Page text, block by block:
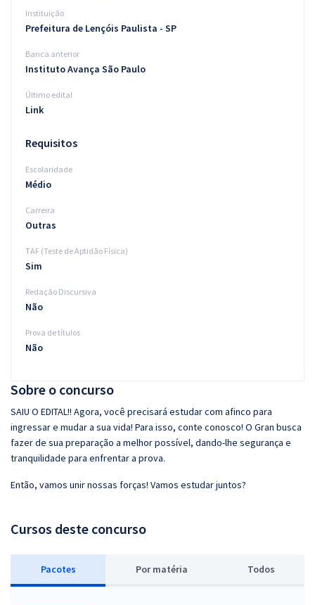
Blog
Sobre o concurso
SAIU O EDITAL!! Agora, você precisará estudar com afinco para
ingressar e mudar a sua vida! Para isso, conte conosco! O Gran busca
fazer de sua preparação a melhor possível, dando-lhe segurança e
tranquilidade para enfrentar a prova.
Então, vamos unir nossas forças! Vamos estudar juntos?
Cursos deste concurso
Pacotes Por matéria Todos
Instituição
Prefeitura de Lençóis Paulista - SP
Banca anterior
Instituto Avança São Paulo
Último edital
Link
Requisitos
Escolaridade
Médio
Carreira
Outras
TAF (Teste de Aptidão Física)
Sim
Redação Discursiva
Não
Prova de títulos
Não